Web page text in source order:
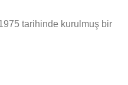
tarihinde kurulmuş bir